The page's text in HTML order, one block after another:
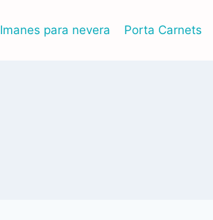
Imanes para nevera Porta Carnets